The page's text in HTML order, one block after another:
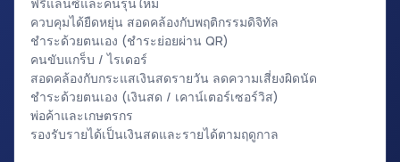
ควบคุมได้ยืดหยุ่น สอดคล้องกับพฤติกรรมดิจิทัล
ชำระด้วยตนเอง (ชำระย่อยผ่าน QR)
คนขับแกร็บ / ไรเดอร์
สอดคล้องกับกระแสเงินสดรายวัน ลดความเสี่ยงผิดนัด
ชำระด้วยตนเอง (เงินสด / เคาน์เตอร์เซอร์วิส)
พ่อค้าและเกษตรกร
รองรับรายได้เป็นเงินสดและรายได้ตามฤดูกาล